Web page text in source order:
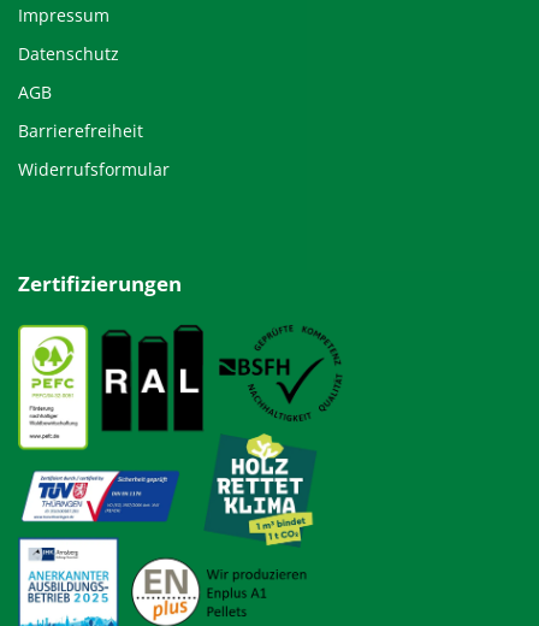
Impressum
Datenschutz
AGB
Barrierefreiheit
Widerrufsformular
Zertifizierungen